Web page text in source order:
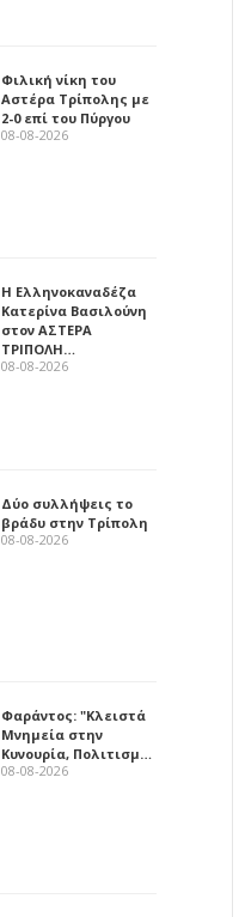
Φιλική νίκη του
Αστέρα Τρίπολης με
2-0 επί του Πύργου
08-08-2026
Η Ελληνοκαναδέζα
Κατερίνα Βασιλούνη
στον ΑΣΤΕΡΑ
ΤΡΙΠΟΛΗ…
08-08-2026
Δύο συλλήψεις το
βράδυ στην Τρίπολη
08-08-2026
Φαράντος: "Κλειστά
Μνημεία στην
Κυνουρία, Πολιτισμ…
08-08-2026